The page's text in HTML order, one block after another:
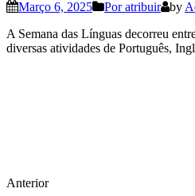
Março 6, 2025 Por atribuir by
A Semana das Línguas decorreu
diversas atividades de Português,
Anterior